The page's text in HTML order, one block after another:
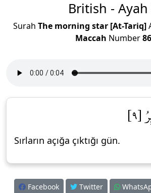
British - Ayah
Surah The morning star [At-Tariq]
Maccah Number86
[٩]
Sırların açığa çıktığı gün.
Facebook Twitter